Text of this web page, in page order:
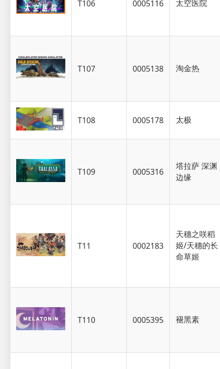
T106 0005116 太空医院
T107 0005138 淘金热
T108 0005178 太极
T109 0005316
塔拉萨 深渊
边缘
T11 0002183
天穗之咲稻
姬/天穗的长
命草姬
T110 0005395 褪黑素